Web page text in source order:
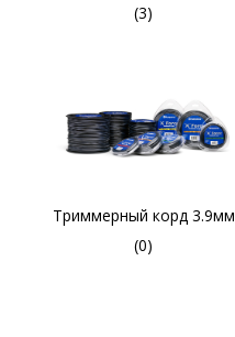
(3)
Триммерный корд 3.9мм
(0)